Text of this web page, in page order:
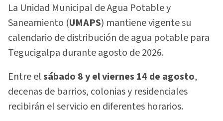
La Unidad Municipal de Agua Potable y
Saneamiento (UMAPS) mantiene vigente su
calendario de distribución de agua potable para
Tegucigalpa durante agosto de 2026.
Entre elsábado 8 y el viernes 14 de agosto,
decenas de barrios, colonias y residenciales
recibirán el servicio en diferentes horarios.